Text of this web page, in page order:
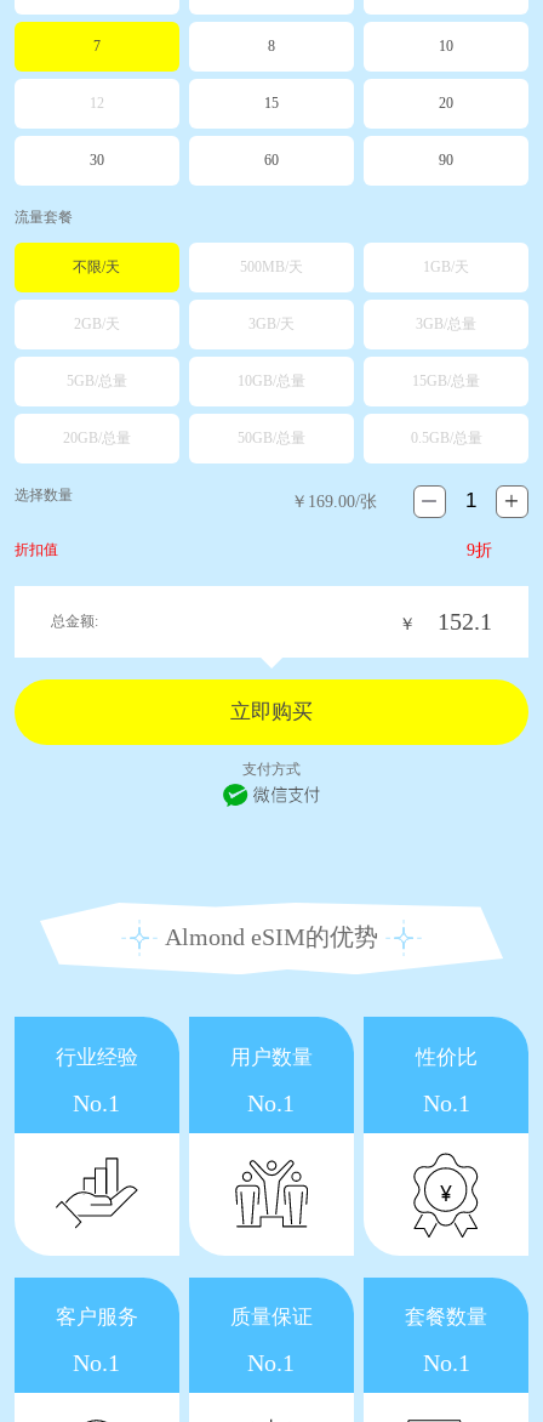
7 8 10
12 15 20
30 60 90
流量套餐
不限/天 500MB/天 1GB/天
2GB/天 3GB/天 3GB/总量
5GB/总量 10GB/总量 15GB/总量
20GB/总量 50GB/总量 0.5GB/总量
选择数量 ￥ 169.00/张
折扣值 9折
总金额: ￥ 152.1
支付方式
Almond eSIM的优势
行业经验
No.1
用户数量
No.1
性价比
No.1
客户服务
No.1
质量保证
No.1
套餐数量
No.1